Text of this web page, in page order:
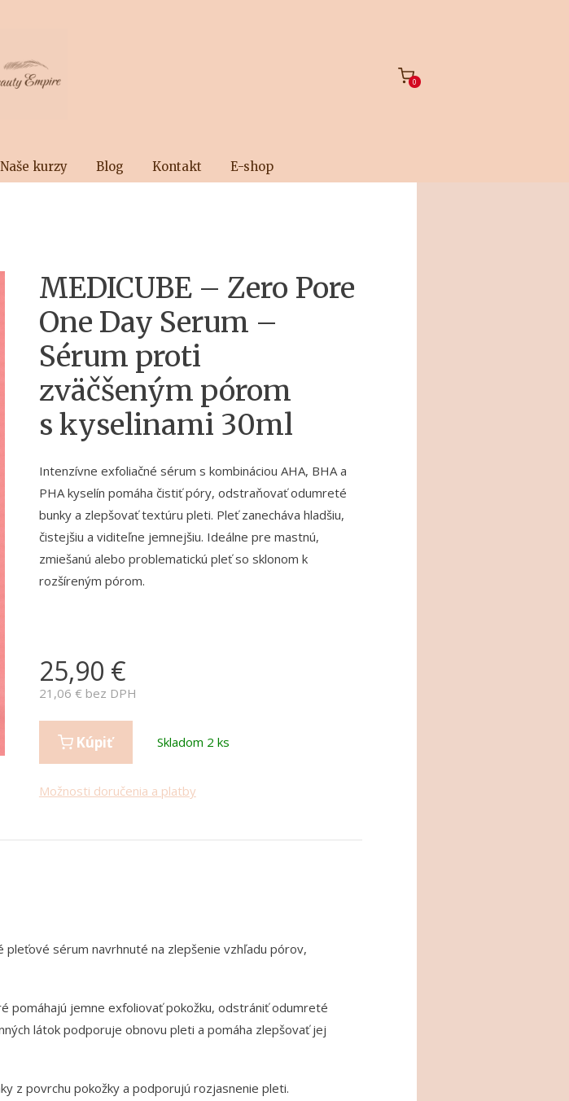
0
Naše kurzy Blog Kontakt E-shop
MEDICUBE – Zero Pore
One Day Serum –
Sérum proti
zväčšeným pórom
s kyselinami 30ml
Intenzívne exfoliačné sérum s kombináciou AHA, BHA a
PHA kyselín pomáha čistiť póry, odstraňovať odumreté
bunky a zlepšovať textúru pleti. Pleť zanecháva hladšiu,
čistejšiu a viditeľne jemnejšiu. Ideálne pre mastnú,
zmiešanú alebo problematickú pleť so sklonom k
rozšíreným pórom.
25,90 €
21,06 € bez DPH
Kúpiť Skladom 2 ks
Možnosti doručenia a platby
pleťové sérum navrhnuté na zlepšenie vzhľadu pórov,
pomáhajú jemne exfoliovať pokožku, odstrániť odumreté
látok podporuje obnovu pleti a pomáha zlepšovať jej
z povrchu pokožky a podporujú rozjasnenie pleti.